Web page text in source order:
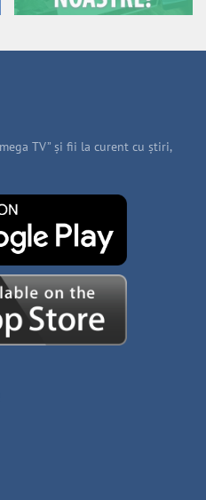
TV” și fii la curent cu știri,